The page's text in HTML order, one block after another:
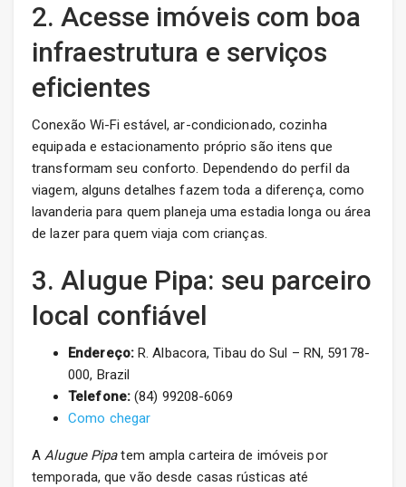
2. Acesse imóveis com boa
infraestrutura e serviços
eficientes
Conexão Wi-Fi estável, ar-condicionado, cozinha
equipada e estacionamento próprio são itens que
transformam seu conforto. Dependendo do perfil da
viagem, alguns detalhes fazem toda a diferença, como
lavanderia para quem planeja uma estadia longa ou área
de lazer para quem viaja com crianças.
3. Alugue Pipa: seu parceiro
local confiável
Endereço:R. Albacora, Tibau do Sul – RN, 59178-
000, Brazil
Telefone:(84) 99208-6069
Como chegar
AAlugue Pipatem ampla carteira de imóveis por
temporada, que vão desde casas rústicas até